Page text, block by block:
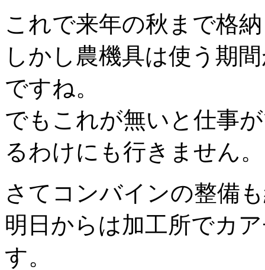
これで来年の秋まで格
しかし農機具は使う期
ですね。
でもこれが無いと仕事
るわけにも行きません。
さてコンバインの整備
明日からは加工所でカ
す。